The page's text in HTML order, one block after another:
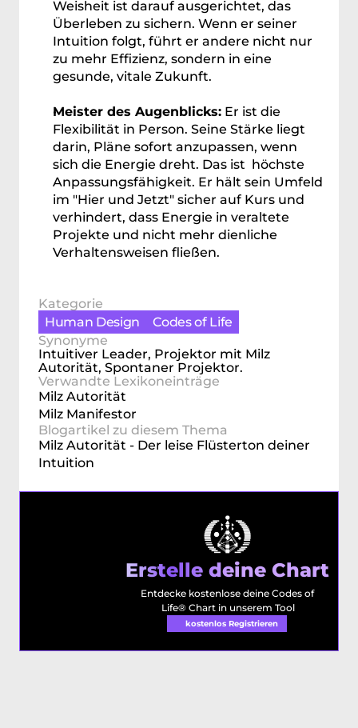
Weisheit ist darauf ausgerichtet, das
Überleben zu sichern. Wenn er seiner
Intuition folgt, führt er andere nicht nur
zu mehr Effizienz, sondern in eine
gesunde, vitale Zukunft.
Meister des Augenblicks: Er ist die
Flexibilität in Person. Seine Stärke liegt
darin, Pläne sofort anzupassen, wenn
sich die Energie dreht. Das ist  höchste
Anpassungsfähigkeit. Er hält sein Umfeld
im "Hier und Jetzt" sicher auf Kurs und
verhindert, dass Energie in veraltete
Projekte und nicht mehr dienliche
Verhaltensweisen fließen.
Kategorie
Human Design
Codes of Life
Synonyme
Intuitiver Leader, Projektor mit Milz
Autorität, Spontaner Projektor.
Verwandte Lexikoneinträge
Milz Autorität
Milz Manifestor
Blogartikel zu diesem Thema
Milz Autorität - Der leise Flüsterton deiner
Intuition
Erstelle deine Chart
Entdecke kostenlose deine Codes of
Life® Chart in unserem Tool
kostenlos Registrieren